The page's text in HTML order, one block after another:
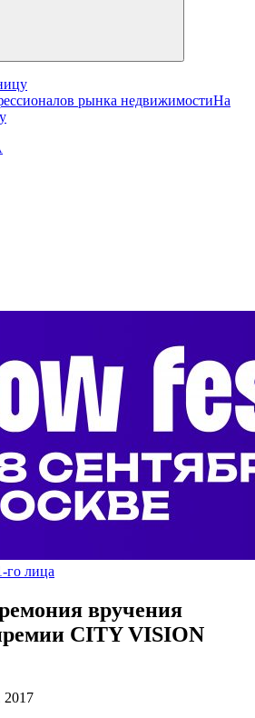
рынка недвижимостиНа
го лица
вручения
CITY VISION
2017